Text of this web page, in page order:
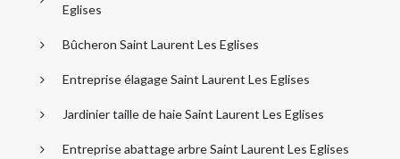
Eglises
Bûcheron Saint Laurent Les Eglises
Entreprise élagage Saint Laurent Les Eglises
Jardinier taille de haie Saint Laurent Les Eglises
Entreprise abattage arbre Saint Laurent Les Eglises